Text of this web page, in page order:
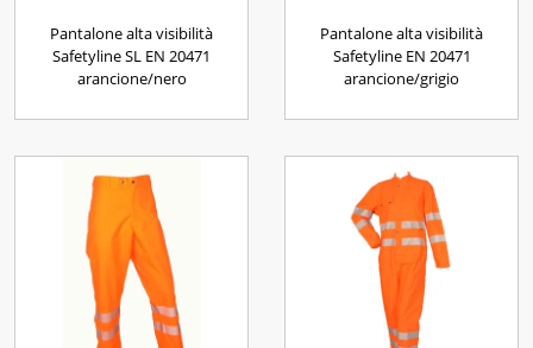
Pantalone alta visibilità
Safetyline SL EN 20471
arancione/nero
Pantalone alta visibilità
Safetyline EN 20471
arancione/grigio